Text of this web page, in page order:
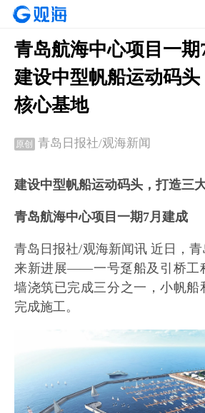
青岛航海中心项目一
建设中型帆船运动码
核心基地
原创 青岛日报社/观海新闻
建设中型帆船运动码头，打造三
青岛航海中心项目一期7月建成
青岛日报社/观海新闻讯 近日，
来新进展——一号趸船及引桥工
墙浇筑已完成三分之一，小帆船
完成施工。